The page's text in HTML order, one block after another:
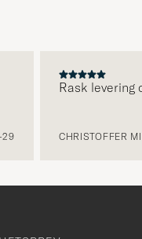
Rask levering
CHRISTOFFER